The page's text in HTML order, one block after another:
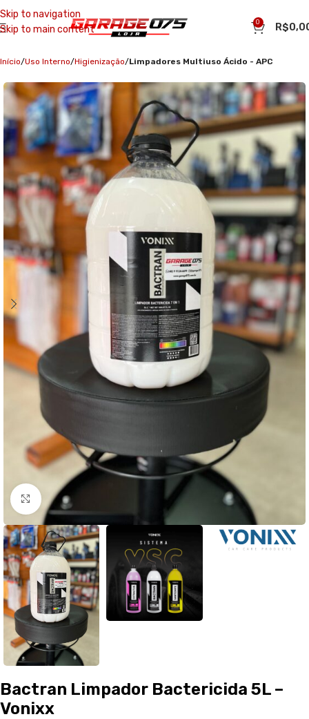
Skip to navigation
Skip to main content
0 R$
Início Uso Interno Higienização Limpadores Multiuso Ácido - APC
Clique para ampliar
Bactran Limpador Bactericida 5L –
Vonixx